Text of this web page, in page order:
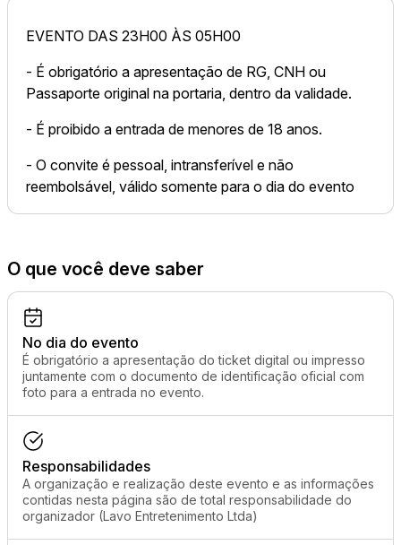
EVENTO DAS 23H00 ÀS 05H00
- É obrigatório a apresentação de RG, CNH ou
Passaporte original na portaria, dentro da validade.
- É proibido a entrada de menores de 18 anos.
- O convite é pessoal, intransferível e não
reembolsável, válido somente para o dia do evento
O que você deve saber
No dia do evento
É obrigatório a apresentação do ticket digital ou impresso
juntamente com o documento de identificação oficial com
foto para a entrada no evento.
Responsabilidades
A organização e realização deste evento e as informações
contidas nesta página são de total responsabilidade do
organizador (Lavo Entretenimento Ltda)